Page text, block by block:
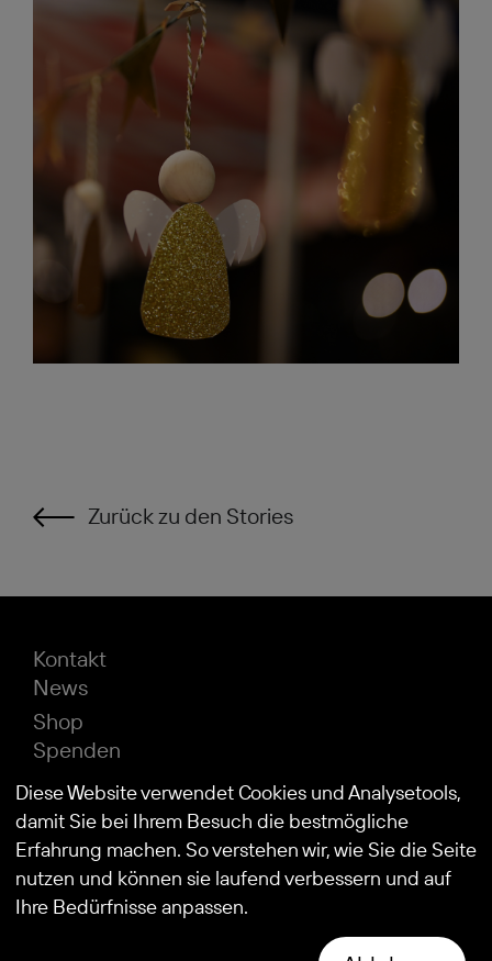
Zurück zu den Stories
© 2026Stiftung Kind und Autismus
Kontakt
News
Shop
Spenden
Impressum
Datenschutz
Diese Website verwendet Cookies und Analysetools,
damit Sie bei Ihrem Besuch die bestmögliche
Erfahrung machen. So verstehen wir, wie Sie die Seite
nutzen und können sie laufend verbessern und auf
Ihre Bedürfnisse anpassen.